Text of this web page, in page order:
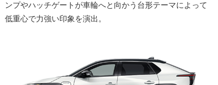
ンプやハッチゲートが車輪へと向かう台形テーマによって
低重心で力強い印象を演出。